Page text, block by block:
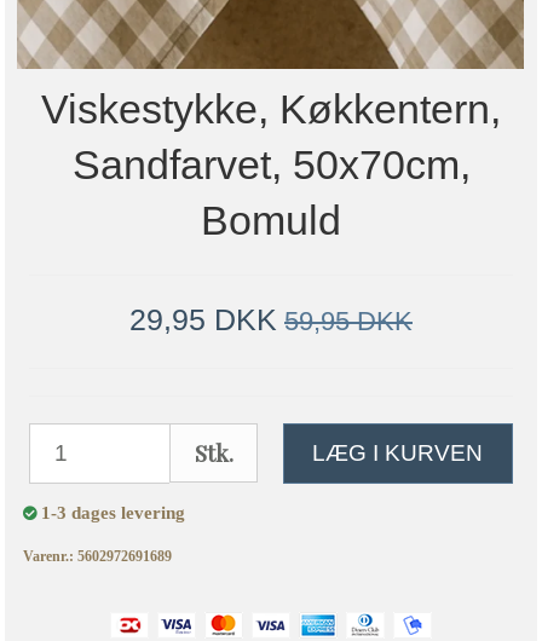
Viskestykke, Køkkentern,
Sandfarvet, 50x70cm,
Bomuld
29,95 DKK 59,95 DKK
Stk. LÆG I KURVEN
1-3 dages levering
Varenr.: 5602972691689